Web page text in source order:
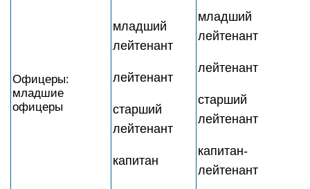
Офицеры:
младшие
офицеры
младший
лейтенант
лейтенант
старший
лейтенант
капитан
младший
лейтенант
лейтенант
старший
лейтенант
капитан-
лейтенант